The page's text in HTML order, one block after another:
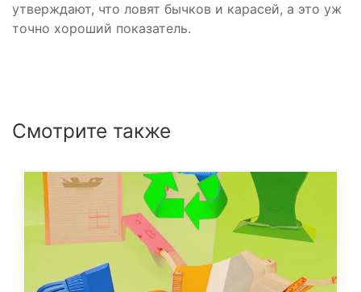
утверждают, что ловят бычков и карасей, а это уж
точно хороший показатель.
Смотрите также